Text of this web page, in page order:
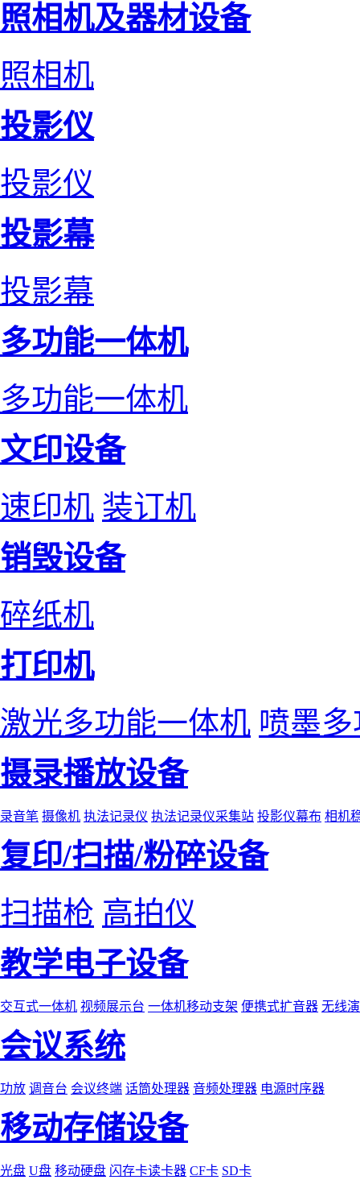
照相机及器材设备
照相机
投影仪
投影仪
投影幕
投影幕
多功能一体机
多功能一体机
文印设备
速印机 装订机
销毁设备
碎纸机
打印机
激光多功能一体机 喷墨
摄录播放设备
录音笔 摄像机 执法记录仪 执法记录仪采集站 投影仪幕布 相机
复印/扫描/粉碎设备
扫描枪 高拍仪
教学电子设备
交互式一体机 视频展示台 一体机移动支架 便携式扩音器 无线
会议系统
功放 调音台 会议终端 话筒处理器 音频处理器 电源时序器
移动存储设备
光盘 U盘 移动硬盘 闪存卡读卡器 CF卡 SD卡